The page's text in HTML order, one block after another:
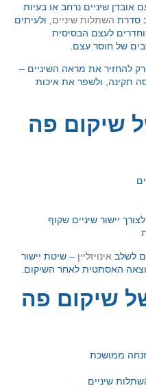
אובדן שיניים נרחב או בעיות
סדרת השתלות שיניים , ולעיתים
לעצם הבסיסית
של חוסר עצם.
להחזיר את מראה השיניים –
תקינה, ולשפר את איכות
שיקום פה
לשלב אינויזליין – שיטת יישור
האסתטית לאחר השיקום.
שיקום פה